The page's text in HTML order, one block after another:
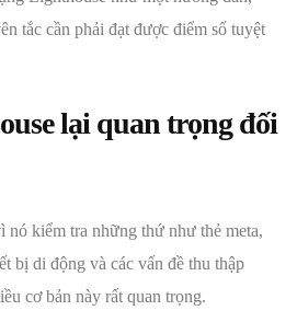
tắc cần phải đạt được điểm số tuyệt
lại quan trọng đối
nó kiểm tra những thứ như thẻ meta,
bị di động và các vấn đề thu thập
cơ bản này rất quan trọng.